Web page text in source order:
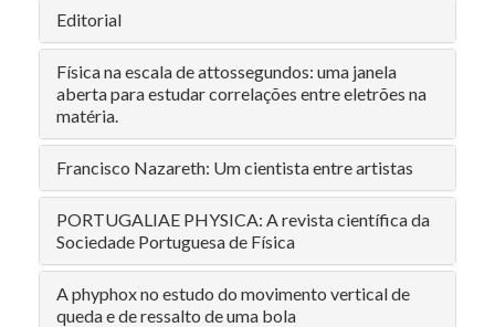
Editorial
Física na escala de attossegundos: uma janela
aberta para estudar correlações entre eletrões na
matéria.
Francisco Nazareth: Um cientista entre artistas
PORTUGALIAE PHYSICA: A revista científica da
Sociedade Portuguesa de Física
A phyphox no estudo do movimento vertical de
queda e de ressalto de uma bola